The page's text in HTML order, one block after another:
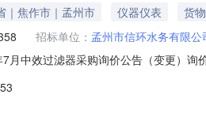
｜焦作市｜孟州市 仪器仪表
货物
招标单位： 孟州市信环水务有限公
月中效过滤器采购询价公告（变更）
术指标及售后服务要求等详见下表。